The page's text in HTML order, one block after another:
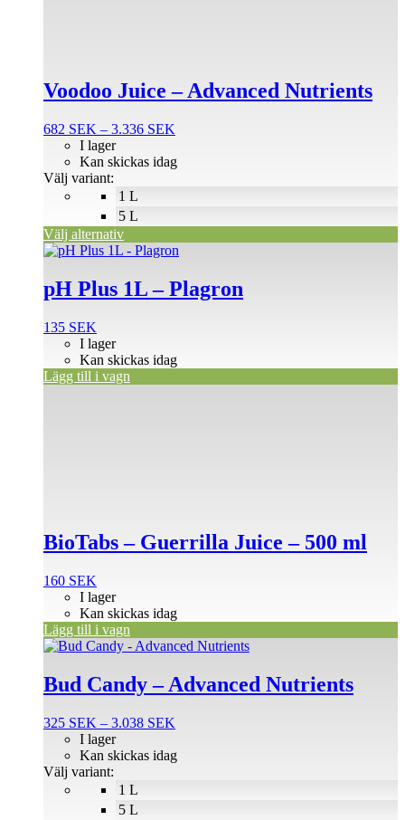
Voodoo Juice – Advanced Nutrients
682 SEK – 3.336 SEK
till
1 L
5 L
I lager
Kan skickas idag
Välj variant:
Välj alternativ
kan
väljas
produktsidan
pH Plus 1L – Plagron
135 SEK
I lager
Kan skickas idag
Lägg till i vagn
BioTabs – Guerrilla Juice – 500 ml
160 SEK
I lager
Kan skickas idag
Lägg till i vagn
Bud Candy – Advanced Nutrients
325 SEK – 3.038 SEK
till
1 L
5 L
I lager
Kan skickas idag
Välj variant:
Den
produkten
har
varianter.
olika
alternativen